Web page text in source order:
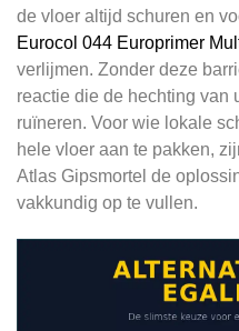
de vloer altijd schuren en
Eurocol 044 Europrimer
verlijmen. Zonder deze
reactie die de hechting van
ruïneren. Voor wie lokale
hele vloer aan te pakken,
Atlas Gipsmortel de
vakkundig op te vullen.